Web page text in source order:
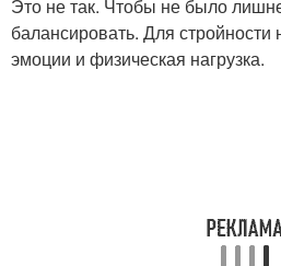
Это не так. Чтобы не было
балансировать. Для
эмоции и физическая нагрузка.